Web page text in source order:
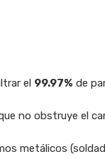
el 99.97% de
no obstruye el
metálicos